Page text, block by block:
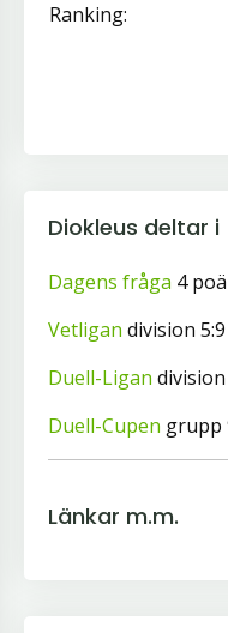
Ranking:
Diokleus deltar i
Dagens fråga 4
Vetligan division 5:9
Duell-Ligan division
Duell-Cupen grupp
Länkar m.m.